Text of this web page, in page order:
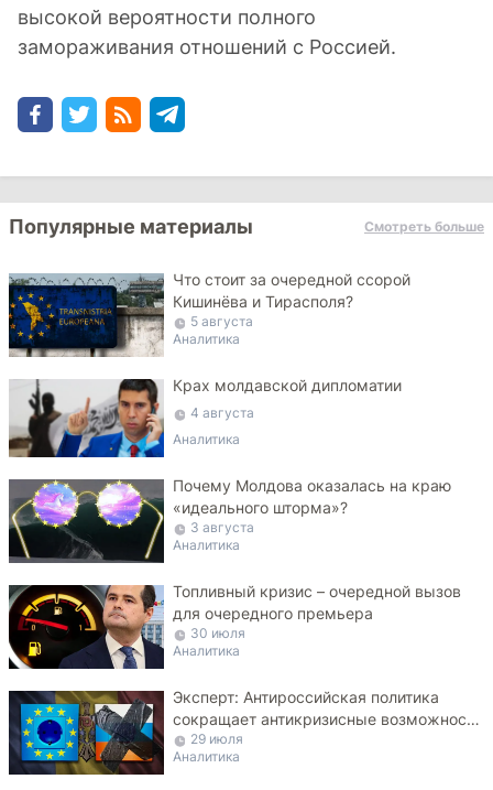
высокой вероятности полного
замораживания отношений с Россией.
Популярные материалы Смотреть больше
Что стоит за очередной ссорой
Кишинёва и Тирасполя?
5 августа
Аналитика
Крах молдавской дипломатии
4 августа
Аналитика
Почему Молдова оказалась на краю
«идеального шторма»?
3 августа
Аналитика
Топливный кризис – очередной вызов
для очередного премьера
30 июля
Аналитика
Эксперт: Антироссийская политика
сокращает антикризисные возможности
Молдовы
29 июля
Аналитика